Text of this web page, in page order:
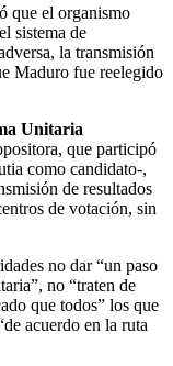
que el organismo
sistema de
la transmisión
Maduro fue reelegido
Unitaria
que participó
como candidato-,
de resultados
de votación, sin
no dar “un paso
no “traten de
que todos” los que
acuerdo en la ruta